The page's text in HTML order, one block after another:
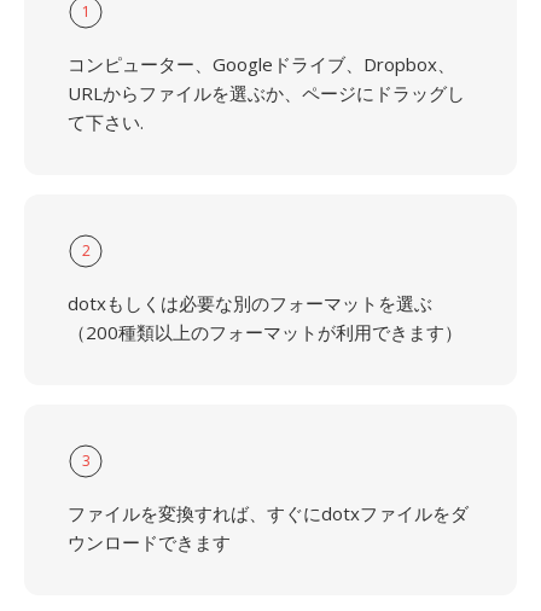
1
コンピューター、Googleドライブ、Dropbox、
URLからファイルを選ぶか、ページにドラッグし
て下さい.
2
dotxもしくは必要な別のフォーマットを選ぶ
（200種類以上のフォーマットが利用できます）
3
ファイルを変換すれば、すぐにdotxファイルをダ
ウンロードできます